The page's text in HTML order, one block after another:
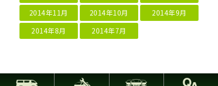
2014年11月
2014年10月
2014年9月
2014年8月
2014年7月